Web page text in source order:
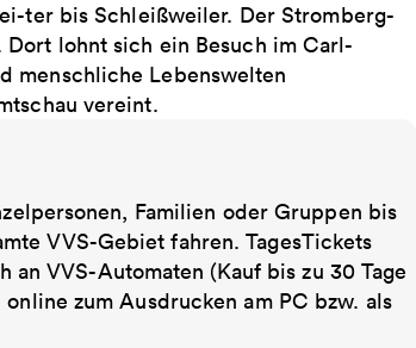
ter bis Schleißweiler. Der Stromberg-
lohnt sich ein Besuch im Carl-
menschliche Lebenswelten
vereint.
Familien oder Gruppen bis
VVS-Gebiet fahren. TagesTickets
VVS-Automaten (Kauf bis zu 30 Tage
zum Ausdrucken am PC bzw. als